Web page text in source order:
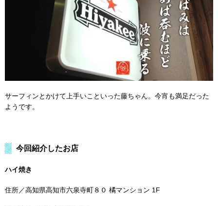
サーフィンとかけて上手いこといった藤ちゃん。今宵も満足だった
ようです。
今回紹介したお店
ハイ焼き
住所／高知県高知市六泉寺町８０ 橘マンション 1F